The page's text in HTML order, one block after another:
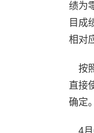
绩为
目成
相对
按
直接
确定。
4月